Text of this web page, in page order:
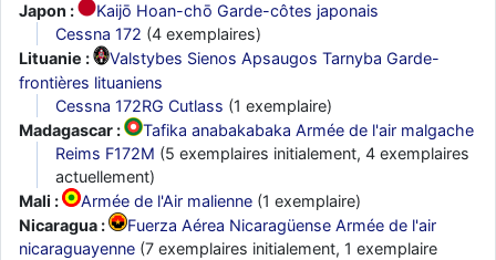
Japon :
Kaijō Hoan-chō Garde-côtes japonais
Cessna 172 (4 exemplaires)
Lituanie :
Valstybes Sienos Apsaugos Tarnyba Garde-
frontières lituaniens
Cessna 172RG Cutlass (1 exemplaire)
Madagascar :
Tafika anabakabaka Armée de l'air malgache
Reims F172M (5 exemplaires initialement, 4 exemplaires
actuellement)
Mali :
Armée de l'Air malienne (1 exemplaire)
Nicaragua :
Fuerza Aérea Nicaragüense Armée de l'air
nicaraguayenne (7 exemplaires initialement, 1 exemplaire